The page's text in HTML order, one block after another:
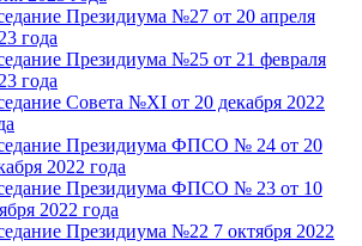
Президиума №27 от 20 апреля
года
Президиума №25 от 21 февраля
года
Совета №XI от 20 декабря 2022
Президиума ФПСО № 24 от 20
2022 года
Президиума ФПСО № 23 от 10
2022 года
Президиума №22 7 октября 2022